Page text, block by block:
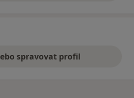
spravovat profil